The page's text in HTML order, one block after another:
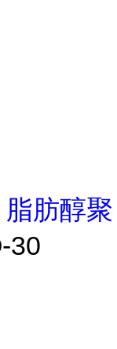
脂肪醇聚
30